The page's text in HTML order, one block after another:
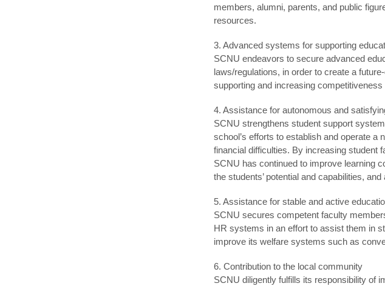
members, alumni, parents, and public
resources.
3. Advanced systems for supporting
SCNU endeavors to secure advanced
laws/regulations, in order to create a
supporting and increasing
4. Assistance for autonomous and
SCNU strengthens student support
school’s efforts to establish and operate
financial difficulties. By increasing student
SCNU has continued to improve learning
the students’ potential and capabilities,
5. Assistance for stable and active
SCNU secures competent faculty
HR systems in an effort to assist them in
improve its welfare systems such as
6. Contribution to the local community
SCNU diligently fulfills its responsibility of